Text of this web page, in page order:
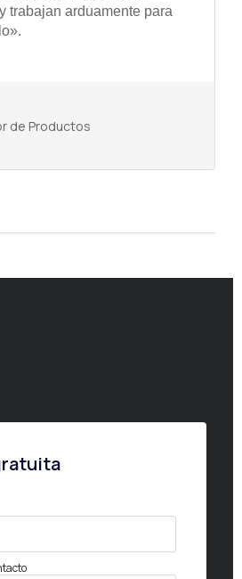
trabajan arduamente para
de Productos